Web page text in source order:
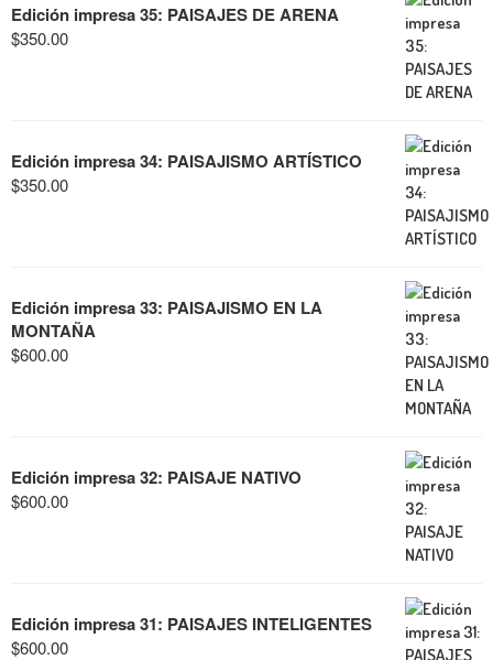
Edición impresa 35: PAISAJES DE ARENA
$350.00
Edición impresa 34: PAISAJISMO ARTÍSTICO
$350.00
Edición impresa 33: PAISAJISMO EN LA
MONTAÑA
$600.00
Edición impresa 32: PAISAJE NATIVO
$600.00
Edición impresa 31: PAISAJES INTELIGENTES
$600.00